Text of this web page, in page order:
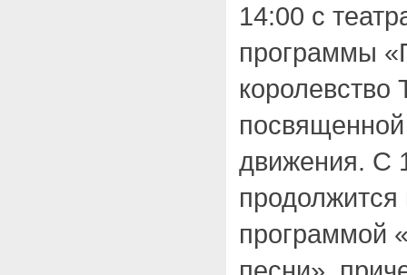
14:00 с
программы
королевство
движения. С
продолжится
программой